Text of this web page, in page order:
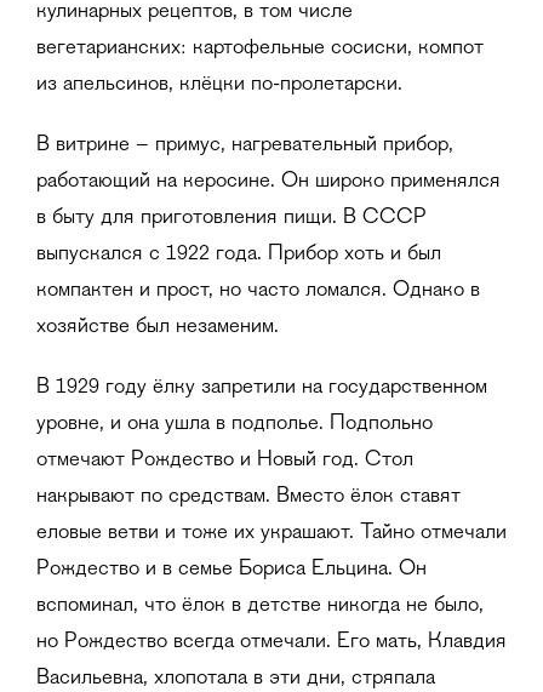
кулинарных рецептов, в том числе
вегетарианских: картофельные сосиски, компот
из апельсинов, клёцки по-пролетарски.
В витрине – примус, нагревательный прибор,
работающий на керосине. Он широко применялся
в быту для приготовления пищи. В СССР
выпускался с 1922 года. Прибор хоть и был
компактен и прост, но часто ломался. Однако в
хозяйстве был незаменим.
В 1929 году ёлку запретили на государственном
уровне, и она ушла в подполье. Подпольно
отмечают Рождество и Новый год. Стол
накрывают по средствам. Вместо ёлок ставят
еловые ветви и тоже их украшают. Тайно отмечали
Рождество и в семье Бориса Ельцина. Он
вспоминал, что ёлок в детстве никогда не было,
но Рождество всегда отмечали. Его мать, Клавдия
Васильевна, хлопотала в эти дни, стряпала